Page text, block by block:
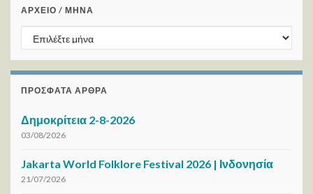
ΑΡΧΕΙΟ / ΜΗΝΑ
ΑΡΧΕΙΟ / ΜΗΝΑ
ΠΡΌΣΦΑΤΑ ΆΡΘΡΑ
Δημοκρίτεια 2-8-2026
03/08/2026
Jakarta World Folklore Festival 2026 | Ινδονησία
21/07/2026